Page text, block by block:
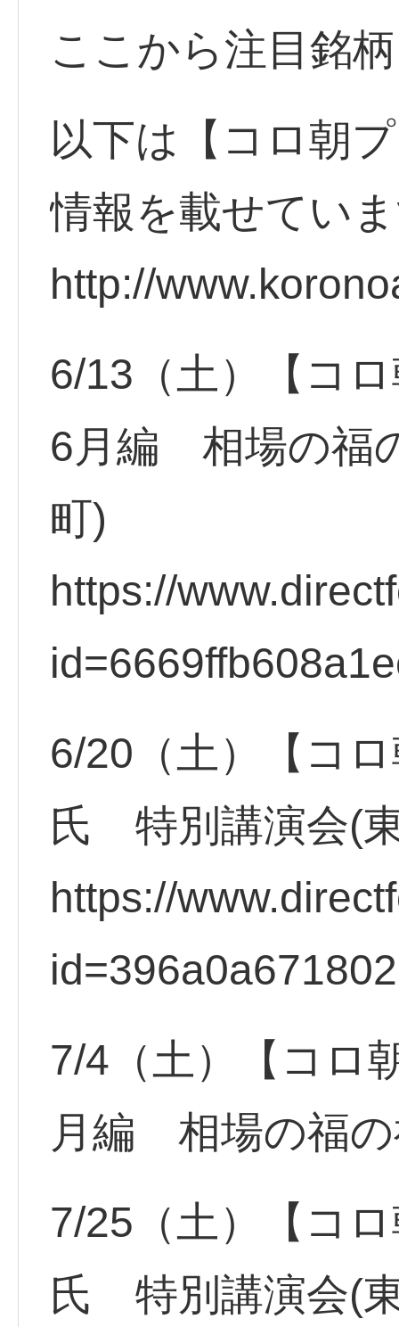
ここから注目銘柄
以下は【コロ朝
情報を載せてい
http://
6/13（土）【コ
6月編 相場の福
町)
https://
6/20（土）【コ
氏 特別講演会(
https://
7/4（土）【コ
月編 相場の福の
7/25（土）【コ
氏 特別講演会(